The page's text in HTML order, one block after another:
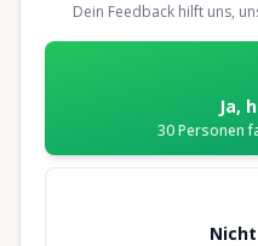
Dein Feedback hilft uns,
Ja,
30 Personen